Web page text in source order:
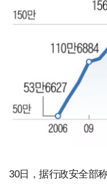
30日，据行政安全部